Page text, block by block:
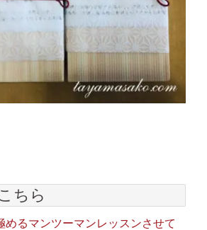
ちら
めるマンツーマンレッスンさせて